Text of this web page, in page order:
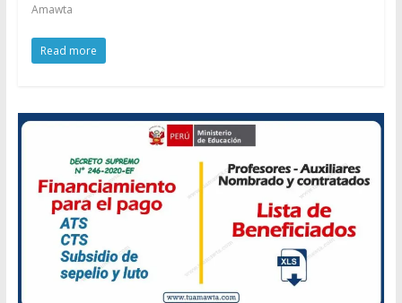
Amawta
Read more